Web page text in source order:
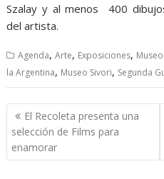
Szalay y al menos 400
del artista.
Agenda,Arte, Exposiciones,
la Argentina, Museo Sivori, Segunda
Navegación
de
entradas
El Recoleta presenta una
selección de Films para
enamorar